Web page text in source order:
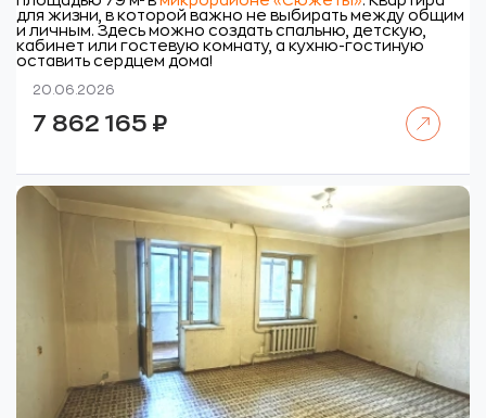
для жизни, в которой важно не выбирать между общим
и личным. Здесь можно создать спальню, детскую,
кабинет или гостевую комнату, а кухню-гостиную
оставить сердцем дома!
20.06.2026
7 862 165 ₽